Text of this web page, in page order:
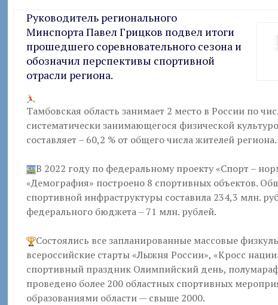
Руководитель регионального
Минспорта Павел Грицков подвел итоги
прошедшего соревновательного сезона и
обозначил перспективы спортивной
отрасли региона.
Тамбовская область занимает 2 место в России по
систематически занимающегося физической
составляет – 60,2 % от общего числа жителей региона.
В 2022 году по федеральному проекту «Спорт –
«Демография» построено 8 спортивных объектов.
спортивной инфраструктуры составила 234,3 млн.
федерального бюджета – 71 млн. рублей.
Состоялись все запланированные массовые
всероссийские старты «Лыжня России», «Кросс
спортивный праздник Олимпийский день,
проведено более 200 областных спортивных
образованиями области — свыше 2000.